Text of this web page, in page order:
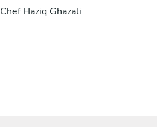
Chef Haziq Ghazali